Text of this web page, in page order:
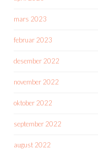
mars 2023
februar 2023
desember 2022
november 2022
oktober 2022
september 2022
august 2022